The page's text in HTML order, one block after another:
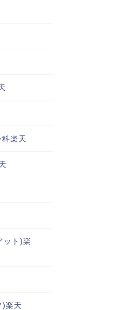
楽天
ット)楽
楽天